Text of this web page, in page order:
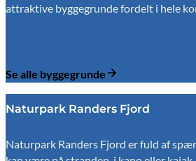
attraktive byggegrunde fordelt i hele
Se alle byggegrunde
Naturpark Randers Fjord
Naturpark Randers Fjord er fuld af